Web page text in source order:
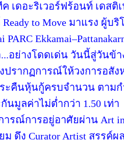
ค เดอะริเวอร์ฟร้อนท์ เดสติ
to Move มาแรง ผู้
PARC
อย่างโดดเด่น วันนี้สู่วันข้
ปรากฏการณ์ให้วงการอสั
ะคืนหุ้นกู้ครบจำนวน ตาม
มูลค่าไม่ต่ำกว่า 1.50 เท่า
ารณ์การอยู่อาศัยผ่าน Art
ดึง Curator Artist สรรค์